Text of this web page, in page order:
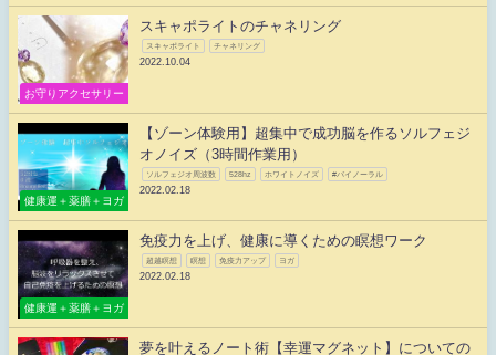
お守りアクセサリー
スキャポライトのチャネリング
スキャポライト チャネリング
2022.10.04
健康運＋薬膳＋ヨガ
【ゾーン体験用】超集中で成功脳を作るソルフェジ
オノイズ（3時間作業用）
ソルフェジオ周波数 528hz ホワイトノイズ #バイノーラル
2022.02.18
健康運＋薬膳＋ヨガ
免疫力を上げ、健康に導くための瞑想ワーク
超越瞑想 瞑想 免疫力アップ ヨガ
2022.02.18
夢を叶えるノート術【幸運マグネット】についての